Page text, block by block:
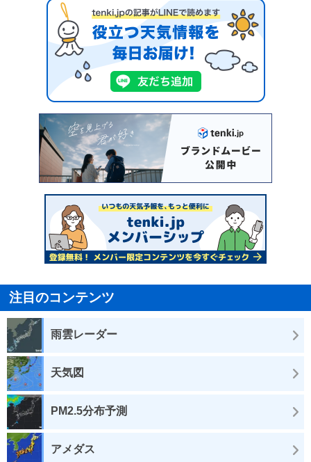
注目のコンテンツ
雨雲レーダー
天気図
PM2.5分布予測
アメダス